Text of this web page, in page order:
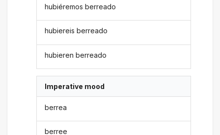
hubiéremos berreado
hubiereis berreado
hubieren berreado
Imperative mood
berrea
berree